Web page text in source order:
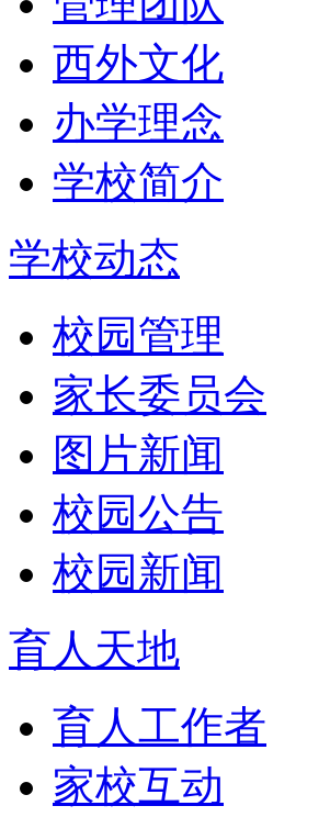
西外文化
办学理念
学校简介
学校动态
校园管理
家长委员会
图片新闻
校园公告
校园新闻
育人天地
育人工作者
家校互动